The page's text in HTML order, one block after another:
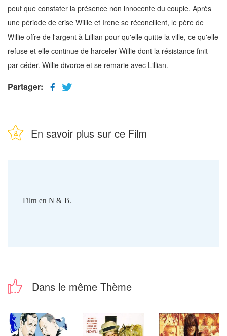
peut que constater la présence non innocente du couple. Après
une période de crise Willie et Irene se réconcilient, le père de
Willie offre de l'argent à Lillian pour qu'elle quitte la ville, ce qu'elle
refuse et elle continue de harceler Willie dont la résistance finit
par céder. Willie divorce et se remarie avec Lillian.
Partager:
En savoir plus sur ce Film
Film en N & B.
Dans le même Thème